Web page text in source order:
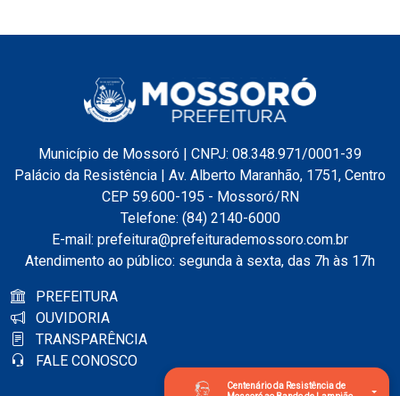
Centenário da Resistência de
Município de Mossoró | CNPJ: 08.348.971/0001-39
Palácio da Resistência | Av. Alberto Maranhão, 1751, Centro
CEP 59.600-195 - Mossoró/RN
Telefone: (84) 2140-6000
E-mail: prefeitura@prefeiturademossoro.com.br
Atendimento ao público: segunda à sexta, das 7h às 17h
PREFEITURA
OUVIDORIA
TRANSPARÊNCIA
FALE CONOSCO